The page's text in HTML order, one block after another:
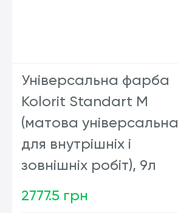
Універсальна фарба
Kolorit Standart M
(матова універсальна
для внутрішніх і
зовнішніх робіт), 9л
2777.5 грн